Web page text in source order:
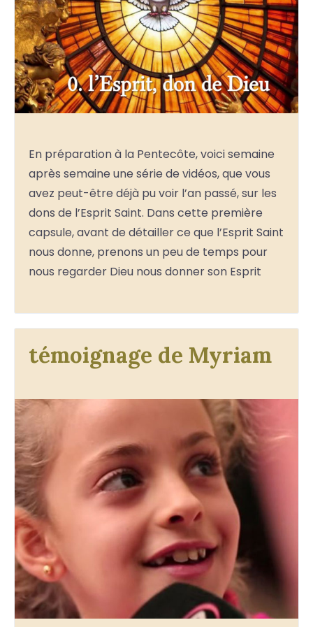
En préparation à la Pentecôte, voici semaine
après semaine une série de vidéos, que vous
avez peut-être déjà pu voir l’an passé, sur les
dons de l’Esprit Saint. Dans cette première
capsule, avant de détailler ce que l’Esprit Saint
nous donne, prenons un peu de temps pour
nous regarder Dieu nous donner son Esprit
témoignage de Myriam